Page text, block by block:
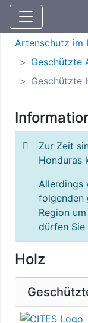
Artenschutz im
Geschützte
Geschützte
Zur Zeit
Honduras
Allerdings
folgenden
Region
dürfen
Holz